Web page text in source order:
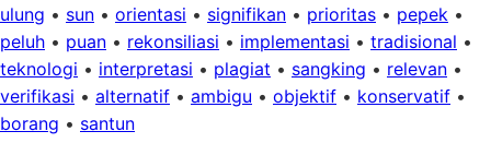
ulung • sun • orientasi • signifikan • prioritas • pepek •
peluh • puan • rekonsiliasi • implementasi • tradisional •
teknologi • interpretasi • plagiat • sangking • relevan •
verifikasi • alternatif • ambigu • objektif • konservatif •
borang • santun